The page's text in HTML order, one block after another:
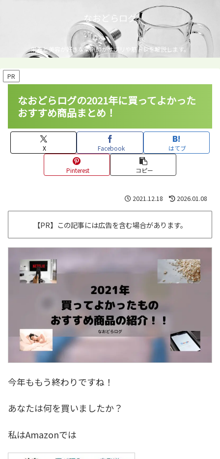
なおどらログ
栄養と美容が好きな薬剤師がサプリや筋トレを解説します。
PR
なおどらログの2021年に買ってよかった
おすすめ商品まとめ！
X Facebook はてブ
Pinterest コピー
2021.12.18 2026.01.08
【PR】この記事には広告を含む場合があります。
今年ももう終わりですね！
あなたは何を買いましたか？
私はAmazonでは